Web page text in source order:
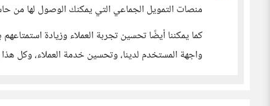
منصات التمويل الجماعي التي يمكنك الوصول لها من
كما يمكننا أيضًا تحسين تجربة العملاء وزيادة
واجهة المستخدم لدينا، وتحسين خدمة العملاء، وكل